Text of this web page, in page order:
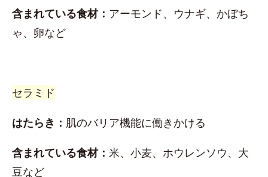
含まれている食材： アーモンド、ウナギ、かぼち
ゃ、卵など
セラミド
はたらき： 肌のバリア機能に働きかける
含まれている食材： 米、小麦、ホウレンソウ、大
豆など